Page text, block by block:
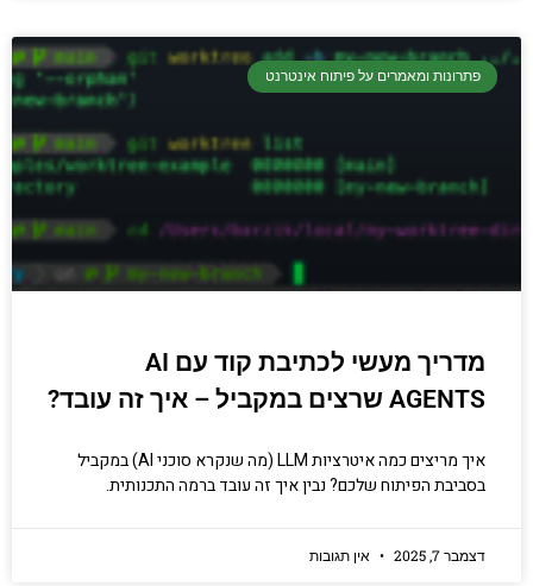
פתרונות ומאמרים על פיתוח אינטרנט
מדריך מעשי לכתיבת קוד עם AI
AGENTS שרצים במקביל – איך זה עובד?
איך מריצים כמה איטרציות LLM (מה שנקרא סוכני AI) במקביל
בסביבת הפיתוח שלכם? נבין איך זה עובד ברמה התכנותית.
דצמבר 7, 2025 אין תגובות